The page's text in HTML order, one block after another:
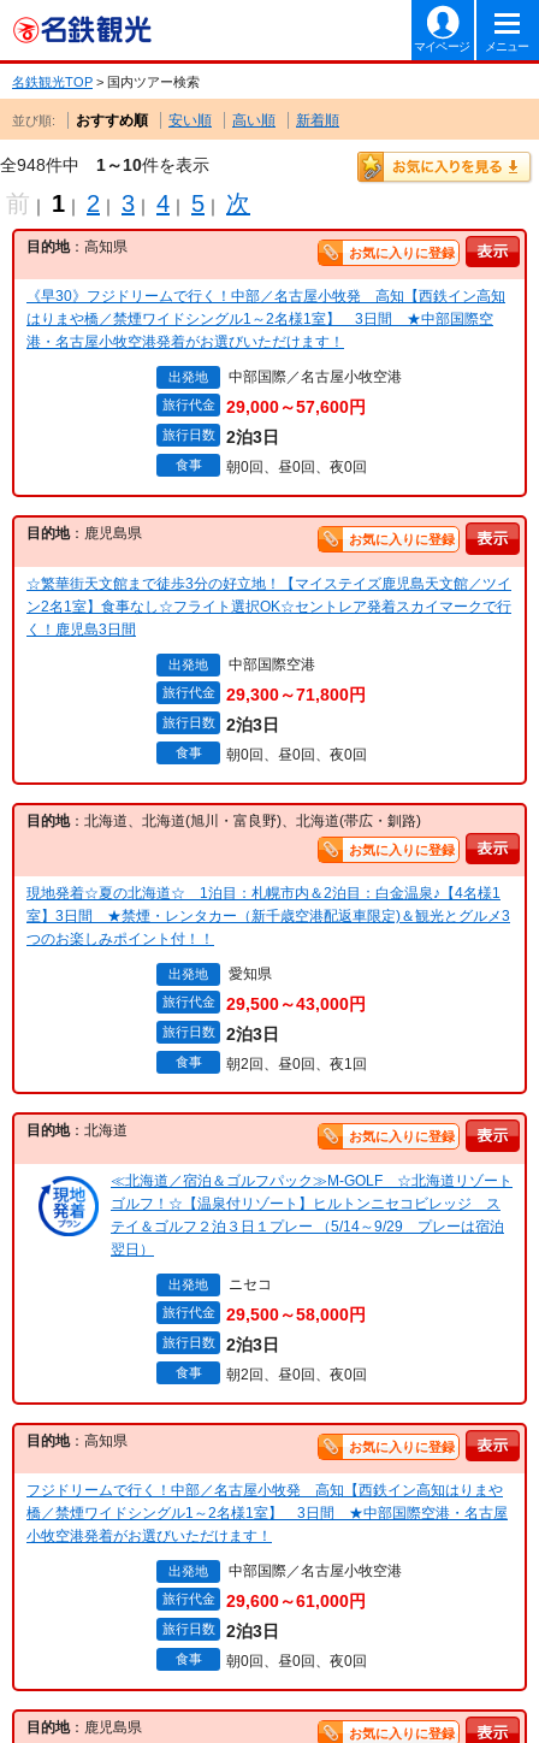
マイページ メニュー
名鉄観光TOP > 国内ツアー検索
並び順: おすすめ順 安い順 高い順 新着順
全948件中 1～10件を表示
前 ｜ 1 ｜ 2 ｜ 3 ｜ 4 ｜ 5 ｜ 次
目的地：高知県 お気に入りに登録
《早30》フジドリームで行く！中部／名古屋小牧発 高知【西鉄イン高知
はりまや橋／禁煙ワイドシングル1～2名様1室】 3日間 ★中部国際空
港・名古屋小牧空港発着がお選びいただけます！
出発地 中部国際／名古屋小牧空港
旅行代金 29,000～57,600円
旅行日数 2泊3日
食事 朝0回、昼0回、夜0回
目的地：鹿児島県 お気に入りに登録
☆繁華街天文館まで徒歩3分の好立地！【マイステイズ鹿児島天文館／ツイ
ン2名1室】食事なし☆フライト選択OK☆セントレア発着スカイマークで行
く！鹿児島3日間
出発地 中部国際空港
旅行代金 29,300～71,800円
旅行日数 2泊3日
食事 朝0回、昼0回、夜0回
目的地：北海道、北海道(旭川・富良野)、北海道(帯広・釧路)
お気に入りに登録
現地発着☆夏の北海道☆ 1泊目：札幌市内＆2泊目：白金温泉♪【4名様1
室】3日間 ★禁煙・レンタカー（新千歳空港配返車限定)＆観光とグルメ3
つのお楽しみポイント付！！
出発地 愛知県
旅行代金 29,500～43,000円
旅行日数 2泊3日
食事 朝2回、昼0回、夜1回
目的地：北海道 お気に入りに登録
≪北海道／宿泊＆ゴルフパック≫M-GOLF ☆北海道リゾート
ゴルフ！☆【温泉付リゾート】ヒルトンニセコビレッジ ス
テイ＆ゴルフ２泊３日１プレー （5/14～9/29 プレーは宿泊
翌日）
出発地 ニセコ
旅行代金 29,500～58,000円
旅行日数 2泊3日
食事 朝2回、昼0回、夜0回
目的地：高知県 お気に入りに登録
フジドリームで行く！中部／名古屋小牧発 高知【西鉄イン高知はりまや
橋／禁煙ワイドシングル1～2名様1室】 3日間 ★中部国際空港・名古屋
小牧空港発着がお選びいただけます！
出発地 中部国際／名古屋小牧空港
旅行代金 29,600～61,000円
旅行日数 2泊3日
食事 朝0回、昼0回、夜0回
目的地：鹿児島県 お気に入りに登録